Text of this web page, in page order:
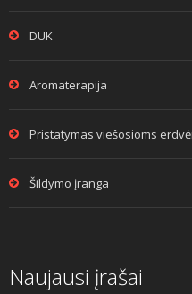
DUK
Aromaterapija
Pristatymas viešosioms
Šildymo įranga
Naujausi įrašai